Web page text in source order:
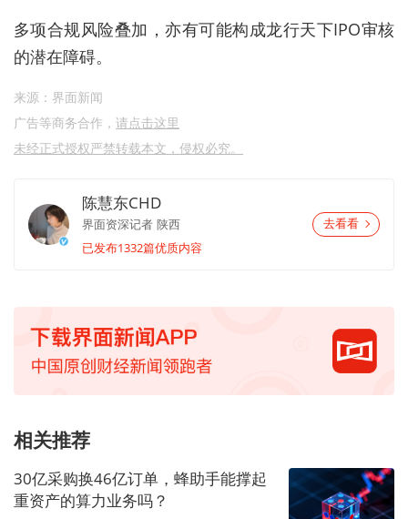
多项合规风险叠加，亦有可能构成龙行天下IPO审核
的潜在障碍。
来源：界面新闻
广告等商务合作， 请点击这里
未经正式授权严禁转载本文，侵权必究。
陈慧东CHD
界面资深记者 陕西
已发布1332篇优质内容
去看看
相关推荐
30亿采购换46亿订单，蜂助手能撑起
重资产的算力业务吗？